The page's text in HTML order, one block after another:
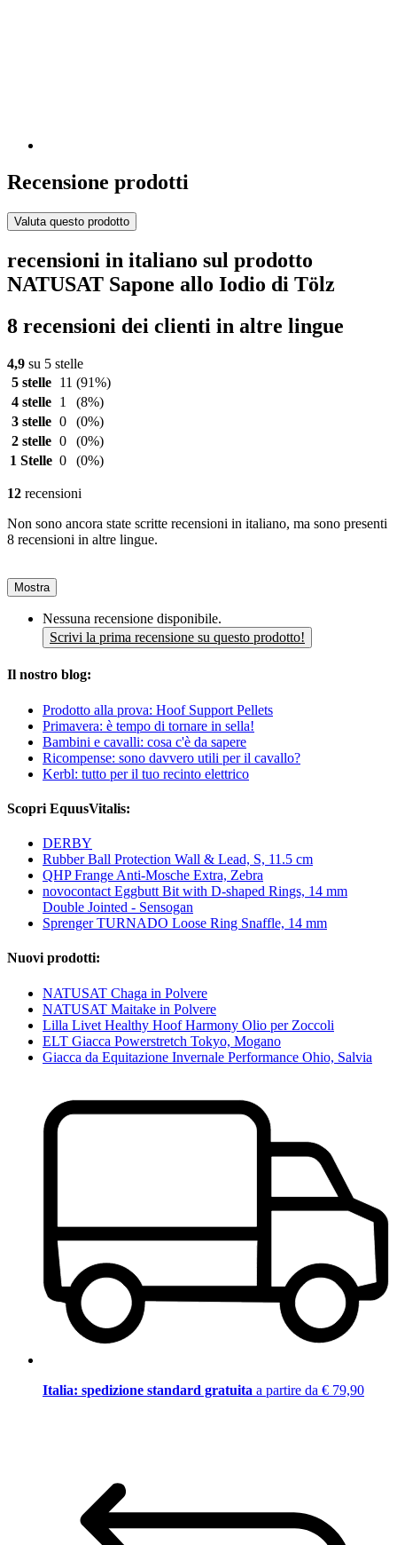
Recensione prodotti
Valuta questo prodotto
recensioni in italiano sul prodotto
NATUSAT Sapone allo Iodio di Tölz
8 recensioni dei clienti in altre lingue
4,9 su 5 stelle
5 stelle
11 (91%)
4 stelle
1
(8%)
3 stelle 0
(0%)
2 stelle 0
(0%)
1 Stelle 0 (0%)
12 recensioni
Non sono ancora state scritte recensioni in italiano, ma sono presenti
8 recensioni in altre lingue.
Mostra
Nessuna recensione disponibile.
Scrivi la prima recensione su questo prodotto!
Il nostro blog:
Prodotto alla prova: Hoof Support Pellets
Primavera: è tempo di tornare in sella!
Bambini e cavalli: cosa c'è da sapere
Ricompense: sono davvero utili per il cavallo?
Kerbl: tutto per il tuo recinto elettrico
Scopri EquusVitalis:
DERBY
Rubber Ball Protection Wall & Lead, S, 11.5 cm
QHP Frange Anti-Mosche Extra, Zebra
novocontact Eggbutt Bit with D-shaped Rings, 14 mm
Double Jointed - Sensogan
Sprenger TURNADO Loose Ring Snaffle, 14 mm
Nuovi prodotti:
NATUSAT Chaga in Polvere
NATUSAT Maitake in Polvere
Lilla Livet Healthy Hoof Harmony Olio per Zoccoli
ELT Giacca Powerstretch Tokyo, Mogano
Giacca da Equitazione Invernale Performance Ohio, Salvia
Italia: spedizione standard gratuita a partire da € 79,90